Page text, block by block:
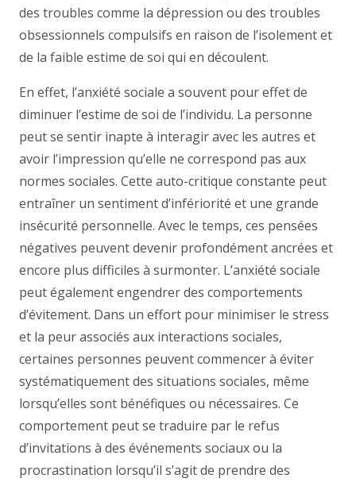
des troubles comme la dépression ou des troubles
obsessionnels compulsifs en raison de l’isolement et
de la faible estime de soi qui en découlent.
En effet, l’anxiété sociale a souvent pour effet de
diminuer l’estime de soi de l’individu. La personne
peut se sentir inapte à interagir avec les autres et
avoir l’impression qu’elle ne correspond pas aux
normes sociales. Cette auto-critique constante peut
entraîner un sentiment d’infériorité et une grande
insécurité personnelle. Avec le temps, ces pensées
négatives peuvent devenir profondément ancrées et
encore plus difficiles à surmonter. L’anxiété sociale
peut également engendrer des comportements
d’évitement. Dans un effort pour minimiser le stress
et la peur associés aux interactions sociales,
certaines personnes peuvent commencer à éviter
systématiquement des situations sociales, même
lorsqu’elles sont bénéfiques ou nécessaires. Ce
comportement peut se traduire par le refus
d’invitations à des événements sociaux ou la
procrastination lorsqu’il s’agit de prendre des